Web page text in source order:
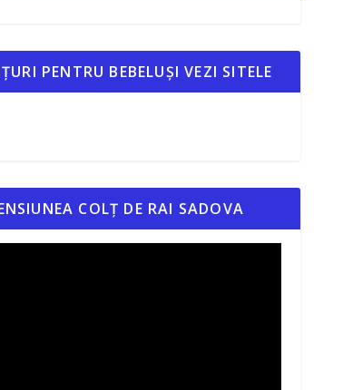
PENTRU BEBELUȘI VEZI SITELE
COLȚ DE RAI SADOVA